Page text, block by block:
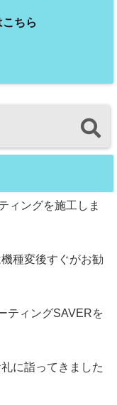
ちら
ィングを施工しま
種変後すぐがお勧
ティングSAVERを
に詣ってきました